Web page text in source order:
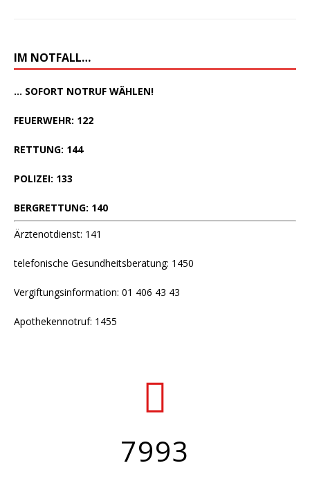
IM NOTFALL…
... SOFORT NOTRUF WÄHLEN!
FEUERWEHR: 122
RETTUNG: 144
POLIZEI: 133
BERGRETTUNG: 140
Ärztenotdienst: 141
telefonische Gesundheitsberatung: 1450
Vergiftungsinformation: 01 406 43 43
Apothekennotruf: 1455
7993